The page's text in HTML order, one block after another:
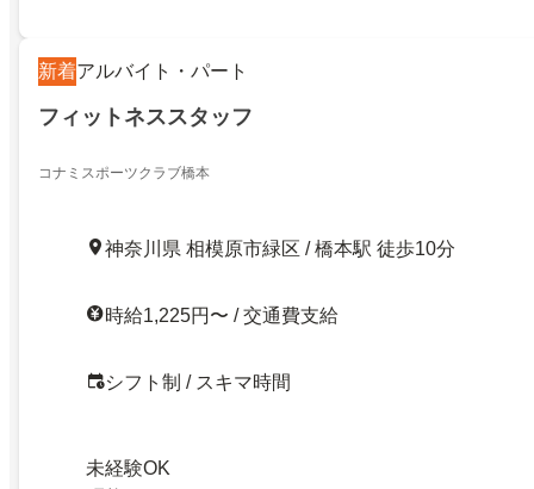
新着アルバイト・パート
フィットネススタッフ
コナミスポーツクラブ橋本
神奈川県 相模原市緑区 / 橋本駅 徒歩10分
時給1,225円〜 / 交通費支給
シフト制 / スキマ時間
未経験OK